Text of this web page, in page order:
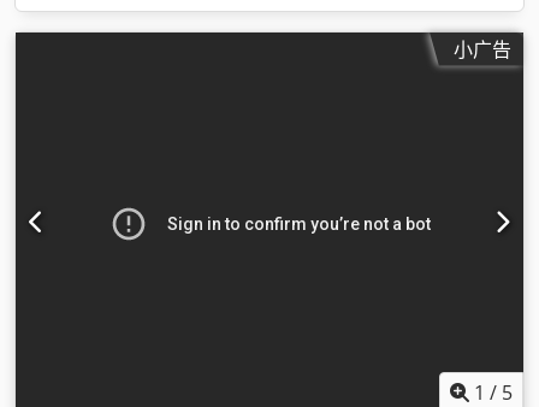
小广告
1 / 5